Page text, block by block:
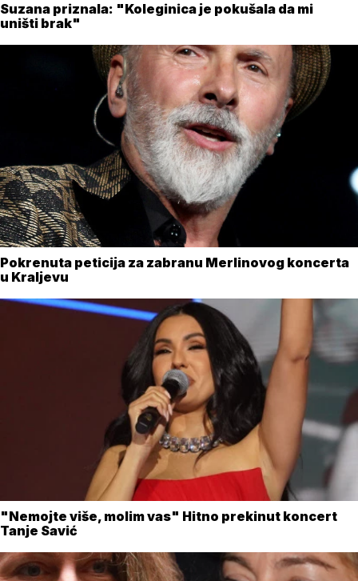
Suzana priznala: "Koleginica je pokušala da mi
uništi brak"
Pokrenuta peticija za zabranu Merlinovog koncerta
u Kraljevu
"Nemojte više, molim vas" Hitno prekinut koncert
Tanje Savić